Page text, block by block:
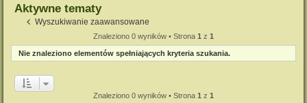
Aktywne tematy
Wyszukiwanie zaawansowane
Znaleziono 0 wyników • Strona 1 z 1
Nie znaleziono elementów spełniających kryteria szukania.
Znaleziono 0 wyników • Strona 1 z 1